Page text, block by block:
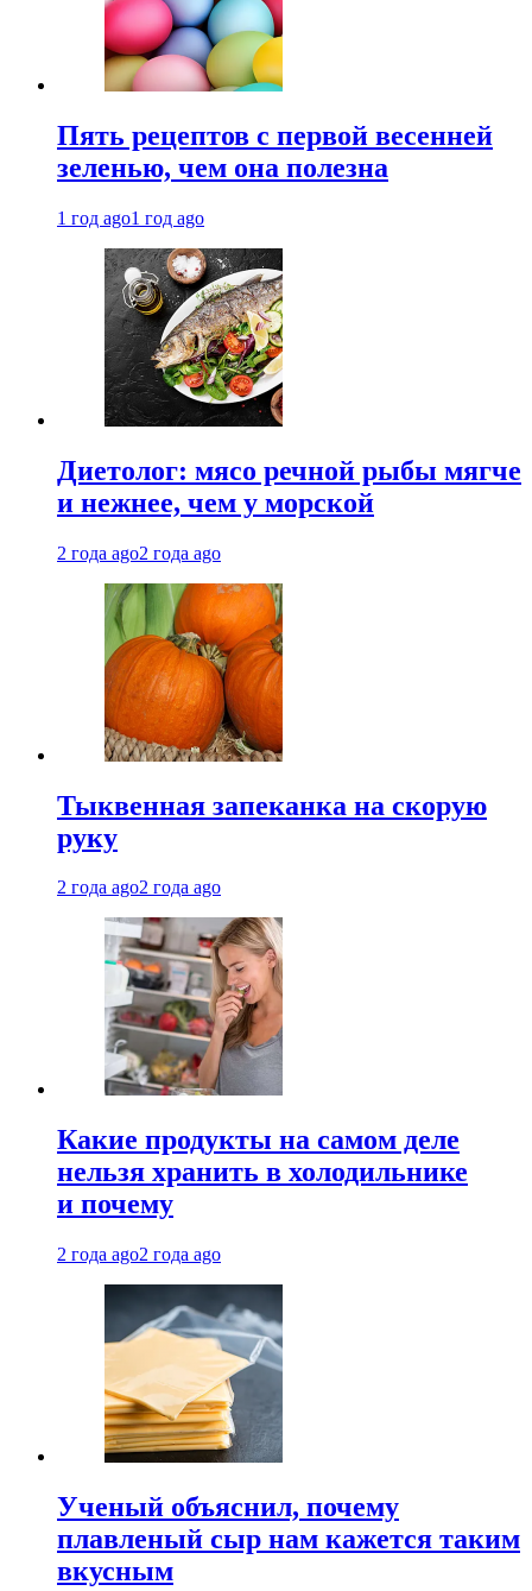
Пять рецептов с первой весенней
зеленью, чем она полезна
1 год ago1 год ago
Диетолог: мясо речной рыбы мягче
и нежнее, чем у морской
2 года ago2 года ago
Тыквенная запеканка на скорую
руку
2 года ago2 года ago
Какие продукты на самом деле
нельзя хранить в холодильнике
и почему
2 года ago2 года ago
Ученый объяснил, почему
плавленый сыр нам кажется таким
вкусным